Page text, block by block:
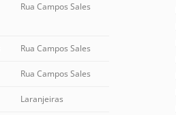
Rua Campos Sales
Rua Campos Sales
Rua Campos Sales
Laranjeiras